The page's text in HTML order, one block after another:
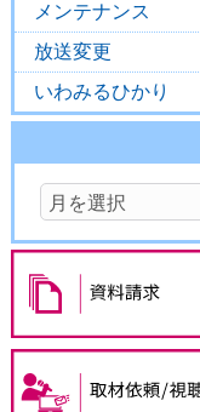
メンテナンス
放送変更
いわみるひかり